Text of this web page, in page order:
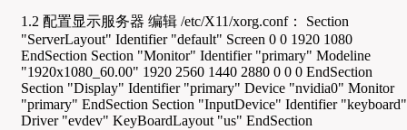
1.2 配置显示服务器 编辑 /etc/X11/xorg.conf： Section
"ServerLayout" Identifier "default" Screen 0 0 1920 1080
EndSection Section "Monitor" Identifier "primary" Modeline
"1920x1080_60.00" 1920 2560 1440 2880 0 0 0 EndSection
Section "Display" Identifier "primary" Device "nvidia0" Monitor
"primary" EndSection Section "InputDevice" Identifier "keyboard"
Driver "evdev" KeyBoardLayout "us" EndSection